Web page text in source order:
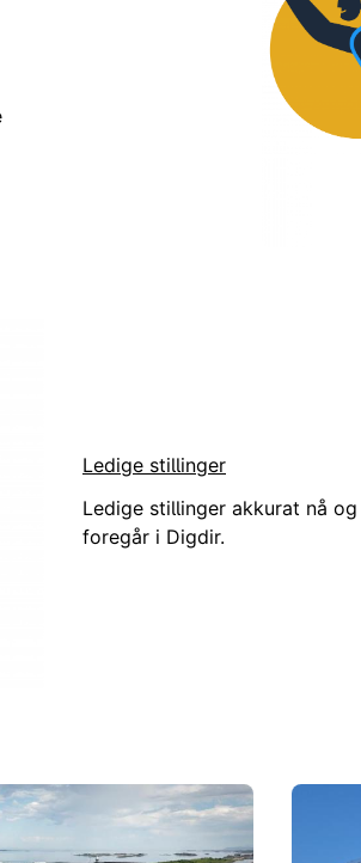
Ledige stillinger
Ledige stillinger akkurat nå
foregår i Digdir.